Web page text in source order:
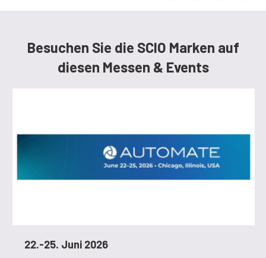
Besuchen Sie die SCIO Marken auf
diesen Messen & Events
22.-25. Juni 2026